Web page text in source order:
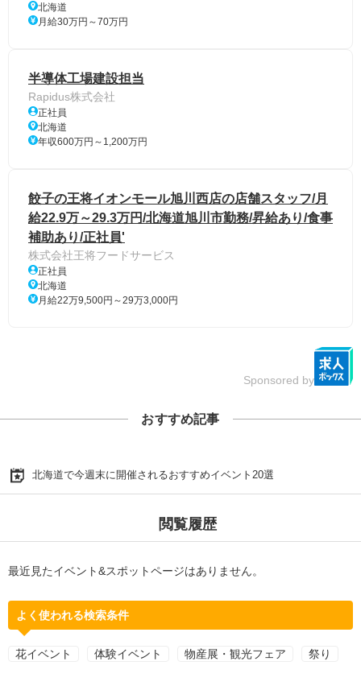
北海道
月給30万円～70万円
半導体工場建設担当
Rapidus株式会社
正社員
北海道
年収600万円～1,200万円
餃子の王将イオンモール旭川西店の店舗スタッフ/月
給22.9万～29.3万円/北海道旭川市勤務/昇給あり/食事
補助あり/正社員'
株式会社王将フードサービス
正社員
北海道
月給22万9,500円～29万3,000円
Sponsored by
おすすめ記事
北海道で今週末に開催されるおすすめイベント20選
閲覧履歴
最近見たイベント&スポットページはありません。
よく使われる検索条件
花イベント 体験イベント 物産展・観光フェア 祭り